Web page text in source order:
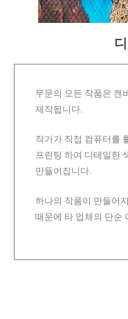
무문의 모든 작품은 캔
제작됩니다.
작가가 직접 컴퓨터를
프린팅 하여 디테일한
만들어집니다.
하나의 작품이 만들어
때문에 타 업체의 단순